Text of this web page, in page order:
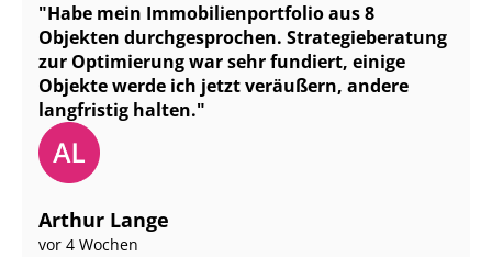
Habe mein Im­mo­bi­li­en­port­fo­lio aus 8
Objekten durchgesprochen. Stra­te­gie­be­ra­tung
zur Optimierung war sehr fundiert, einige
Objekte werde ich jetzt veräußern, andere
langfristig halten.
Arthur Lange
vor 4 Wochen